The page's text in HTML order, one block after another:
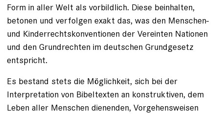
Form in aller Welt als vorbildlich. Diese beinhalten,
betonen und verfolgen exakt das, was den Menschen-
und Kinderrechtskonventionen der Vereinten Nationen
und den Grundrechten im deutschen Grundgesetz
entspricht.
Es bestand stets die Möglichkeit, sich bei der
Interpretation von Bibeltexten an konstruktiven, dem
Leben aller Menschen dienenden, Vorgehensweisen